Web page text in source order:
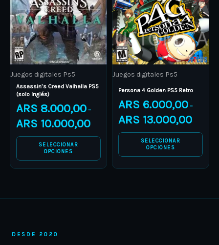
Juegos digitales Ps5
Assassin’s Creed Valhalla PS5
(solo inglés)
ARS 8.000,00 –
ARS 10.000,00
SELECCIONAR
OPCIONES
variants.
The
options
may
be
chosen
on
the
product
Juegos digitales Ps5
Persona 4 Golden PS5 Retro
ARS 6.000,00 –
ARS 13.000,00
SELECCIONAR
OPCIONES
variants.
The
options
may
be
chosen
on
the
product
page
DESDE 2020